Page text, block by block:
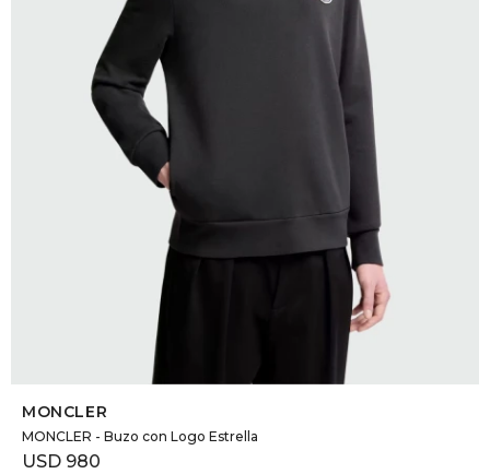
MONCLER
MONCLER - Buzo con Logo Estrella
USD 980